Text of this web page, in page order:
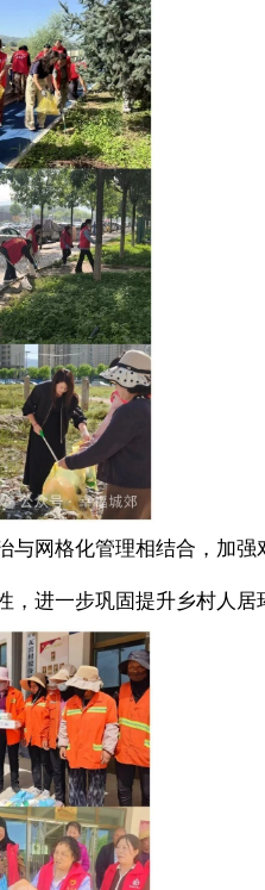
与网格化管理相结合，加
进一步巩固提升乡村人居